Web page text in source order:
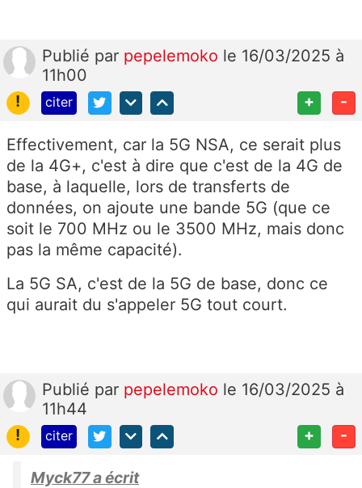
Publié par pepelemoko le 16/03/2025 à
11h00
!
citer + -
Effectivement, car la 5G NSA, ce serait plus
de la 4G+, c'est à dire que c'est de la 4G de
base, à laquelle, lors de transferts de
données, on ajoute une bande 5G (que ce
soit le 700 MHz ou le 3500 MHz, mais donc
pas la même capacité).
La 5G SA, c'est de la 5G de base, donc ce
qui aurait du s'appeler 5G tout court.
Publié par pepelemoko le 16/03/2025 à
11h44
!
citer + -
Myck77 a écrit